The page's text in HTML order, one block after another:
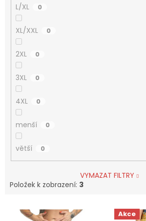
L/XL 0
XL/XXL 0
2XL 0
3XL 0
4XL 0
menší 0
větší 0
VYMAZAT FILTRY
Položek k zobrazení: 3
Akce